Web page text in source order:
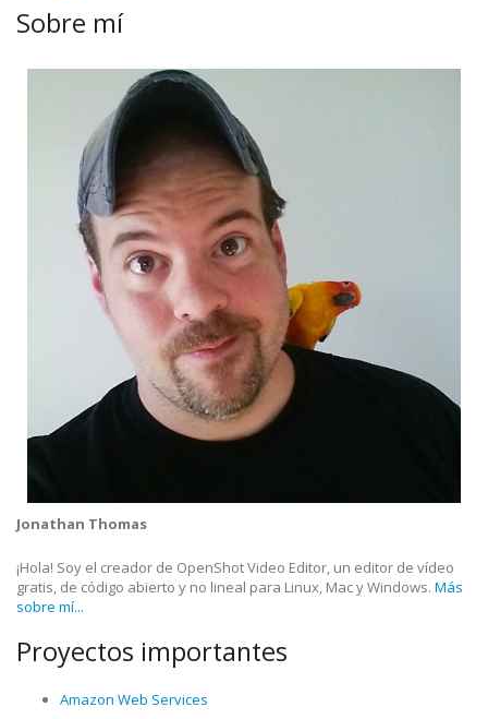
Sobre mí
Jonathan Thomas
¡Hola! Soy el creador de OpenShot Video Editor, un editor de vídeo
gratis, de código abierto y no lineal para Linux, Mac y Windows. Más
sobre mí...
Proyectos importantes
Amazon Web Services